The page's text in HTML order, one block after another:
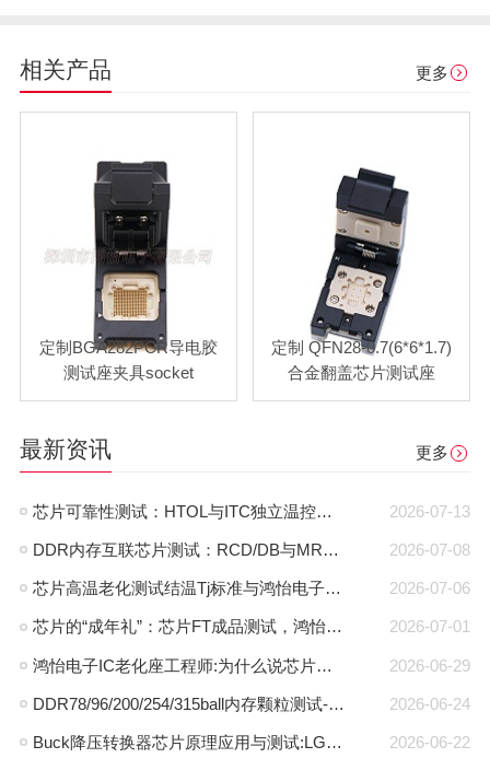
相关产品 更多
定制BGA282PCR导电胶
测试座夹具socket
定制 QFN28-0.7(6*6*1.7)
合金翻盖芯片测试座
最新资讯 更多
2026-07-13
芯片可靠性测试：HTOL与ITC独立温控，鸿怡电子芯片老化座工程师带您了解两种完全不同的老化测试方式
2026-07-08
DDR内存互联芯片测试：RCD/DB与MRCD/MDB引脚参数及鸿怡电子芯片测试座工程应用
2026-07-06
芯片高温老化测试结温Tj标准与鸿怡电子芯片测试座控温方案
2026-07-01
芯片的“成年礼”：芯片FT成品测试，鸿怡电子芯片FT测试座守护每一颗芯片出厂即稳定
2026-06-29
鸿怡电子IC老化座工程师:为什么说芯片老化测试座是芯片可靠性检测的利器？
2026-06-24
DDR78/96/200/254/315ball内存颗粒测试-鸿怡电子DDR芯片测试夹具治具
2026-06-22
Buck降压转换器芯片原理应用与测试:LGA30pin封装与鸿怡电子芯片测试座方案